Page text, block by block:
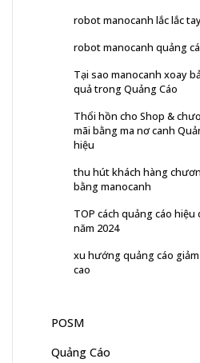
robot manocanh lắc lắc
robot manocanh quảng
Tại sao manocanh xoay
quả trong Quảng Cáo
Thổi hồn cho Shop &
mãi bằng ma nơ canh
hiệu
thu hút khách hàng
bằng manocanh
TOP cách quảng cáo hiệu
năm 2024
xu hướng quảng cáo
cao
POSM
Quảng Cáo